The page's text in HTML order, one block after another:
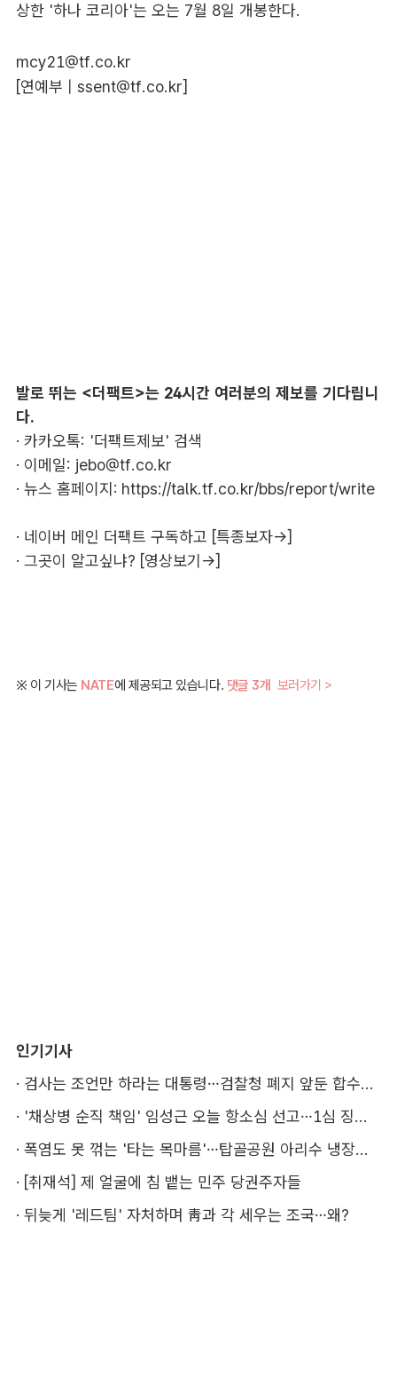
상한 '하나 코리아'는 오는 7월 8일 개봉한다.
mcy21@tf.co.kr
[연예부 | ssent@tf.co.kr]
발로 뛰는 <더팩트>는 24시간 여러분의 제보를 기다립니
다.
· 카카오톡: '더팩트제보' 검색
· 이메일: jebo@tf.co.kr
· 뉴스 홈페이지: https://talk.tf.co.kr/bbs/report/write
· 네이버 메인 더팩트 구독하고 [특종보자→]
· 그곳이 알고싶냐? [영상보기→]
※ 이 기사는 NATE에 제공되고 있습니다. 댓글 3개 보러가기 >
인기기사
·
검사는 조언만 하라는 대통령…검찰청 폐지 앞둔 합수본 '딜레마'
·
'채상병 순직 책임' 임성근 오늘 항소심 선고…1심 징역 3년
·
폭염도 못 꺾는 '타는 목마름'…탑골공원 아리수 냉장고 가보니
· [취재석] 제 얼굴에 침 뱉는 민주 당권주자들
· 뒤늦게 '레드팀' 자처하며 靑과 각 세우는 조국…왜?